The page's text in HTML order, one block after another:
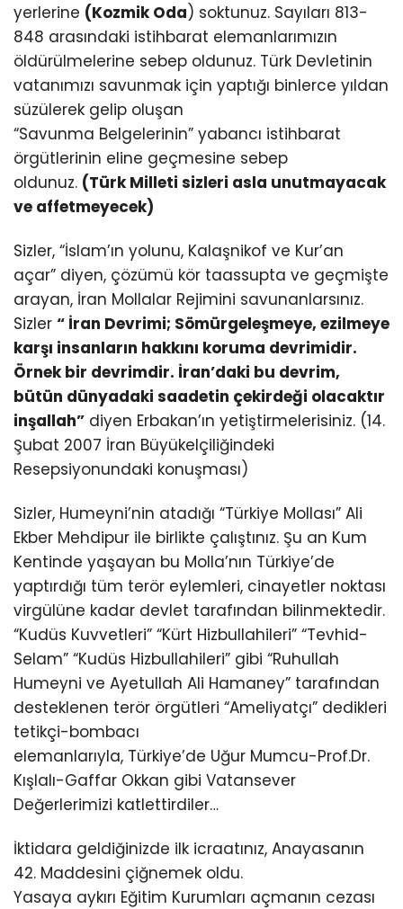
yerlerine (Kozmik Oda) soktunuz. Sayıları 813-
848 arasındaki istihbarat elemanlarımızın
öldürülmelerine sebep oldunuz. Türk Devletinin
vatanımızı savunmak için yaptığı binlerce yıldan
süzülerek gelip oluşan
“Savunma Belgelerinin” yabancı istihbarat
örgütlerinin eline geçmesine sebep
oldunuz. (Türk Milleti sizleri asla unutmayacak
ve affetmeyecek)
Sizler, “İslam’ın yolunu, Kalaşnikof ve Kur’an
açar” diyen, çözümü kör taassupta ve geçmişte
arayan, İran Mollalar Rejimini savunanlarsınız.
Sizler “ İran Devrimi; Sömürgeleşmeye, ezilmeye
karşı insanların hakkını koruma devrimidir.
Örnek bir devrimdir. İran’daki bu devrim,
bütün dünyadaki saadetin çekirdeği olacaktır
inşallah” diyen Erbakan’ın yetiştirmelerisiniz. (14.
Şubat 2007 İran Büyükelçiliğindeki
Resepsiyonundaki konuşması)
Sizler, Humeyni’nin atadığı “Türkiye Mollası” Ali
Ekber Mehdipur ile birlikte çalıştınız. Şu an Kum
Kentinde yaşayan bu Molla’nın Türkiye’de
yaptırdığı tüm terör eylemleri, cinayetler noktası
virgülüne kadar devlet tarafından bilinmektedir.
“Kudüs Kuvvetleri” “Kürt Hizbullahileri” “Tevhid-
Selam” “Kudüs Hizbullahileri” gibi “Ruhullah
Humeyni ve Ayetullah Ali Hamaney” tarafından
desteklenen terör örgütleri “Ameliyatçı” dedikleri
tetikçi-bombacı
elemanlarıyla, Türkiye’de Uğur Mumcu-Prof.Dr.
Kışlalı-Gaffar Okkan gibi Vatansever
Değerlerimizi katlettirdiler…
İktidara geldiğinizde ilk icraatınız, Anayasanın
42. Maddesini çiğnemek oldu.
Yasaya aykırı Eğitim Kurumları açmanın cezası